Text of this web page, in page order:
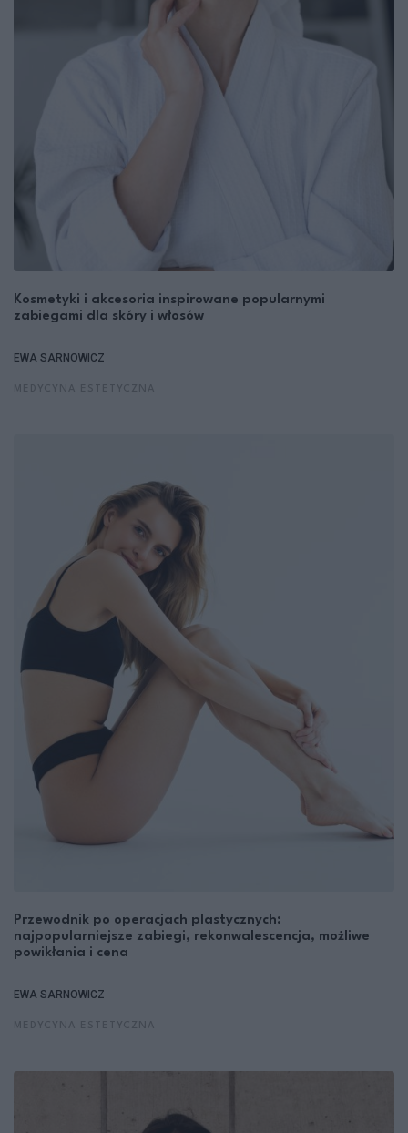
Kosmetyki i akcesoria inspirowane popularnymi
zabiegami dla skóry i włosów
EWA SARNOWICZ
Przewodnik po operacjach plastycznych:
najpopularniejsze zabiegi, rekonwalescencja, możliwe
powikłania i cena
EWA SARNOWICZ